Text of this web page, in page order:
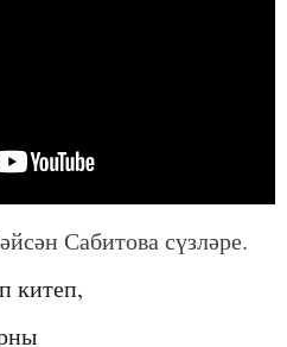
әйсән Сабитова сүзләре.
китеп,